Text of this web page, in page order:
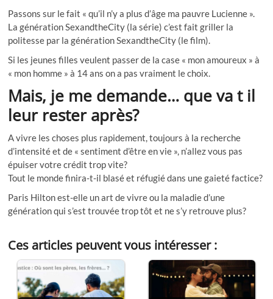
Passons sur le fait « qu’il n’y a plus d’âge ma pauvre Lucienne ».
La génération SexandtheCity (la série) c’est fait griller la
politesse par la génération SexandtheCity (le film).
Si les jeunes filles veulent passer de la case « mon amoureux » à
« mon homme » à 14 ans on a pas vraiment le choix.
Mais, je me demande… que va t il
leur rester après?
A vivre les choses plus rapidement, toujours à la recherche
d’intensité et de « sentiment d’être en vie », n’allez vous pas
épuiser votre crédit trop vite?
Tout le monde finira-t-il blasé et réfugié dans une gaieté factice?
Paris Hilton est-elle un art de vivre ou la maladie d’une
génération qui s’est trouvée trop tôt et ne s’y retrouve plus?
Ces articles peuvent vous intéresser :